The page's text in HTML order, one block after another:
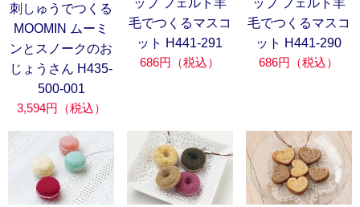
刺しゅうでつくる
MOOMIN ムーミ
ンとスノークのお
じょうさん H435-
500-001
3,594円（税込）
毛でつくるマスコ
ット H441-291
686円（税込）
毛でつくるマスコ
ット H441-290
686円（税込）